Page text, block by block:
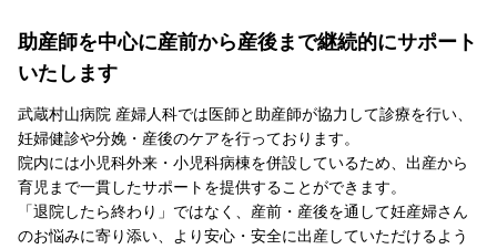
助産師を中心に産前から産後まで継続的にサポート
いたします
武蔵村山病院 産婦人科では医師と助産師が協力して診療を行い、
妊婦健診や分娩・産後のケアを行っております。
院内には小児科外来・小児科病棟を併設しているため、出産から
育児まで一貫したサポートを提供することができます。
「退院したら終わり」ではなく、産前・産後を通して妊産婦さん
のお悩みに寄り添い、より安心・安全に出産していただけるよう